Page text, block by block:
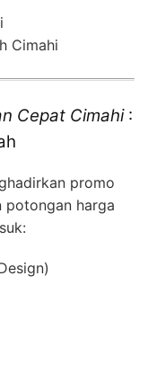
Cimahi
Cepat Cimahi :
promo
potongan harga